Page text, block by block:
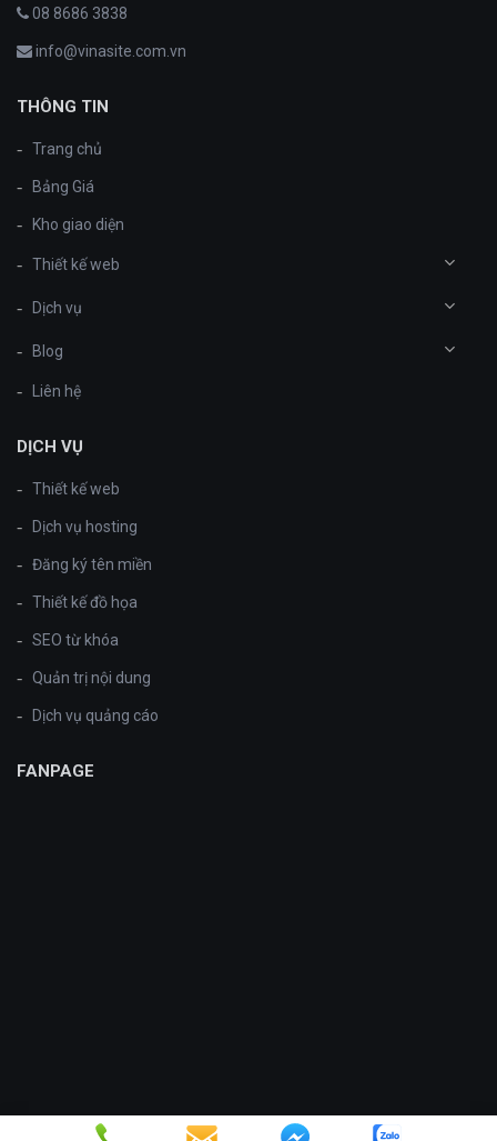
08 8686 3838
info@vinasite.com.vn
THÔNG TIN
Trang chủ
Bảng Giá
Kho giao diện
Thiết kế web
Dịch vụ
Blog
Liên hệ
DỊCH VỤ
Thiết kế web
Dịch vụ hosting
Đăng ký tên miền
Thiết kế đồ họa
SEO từ khóa
Quản trị nội dung
Dịch vụ quảng cáo
FANPAGE